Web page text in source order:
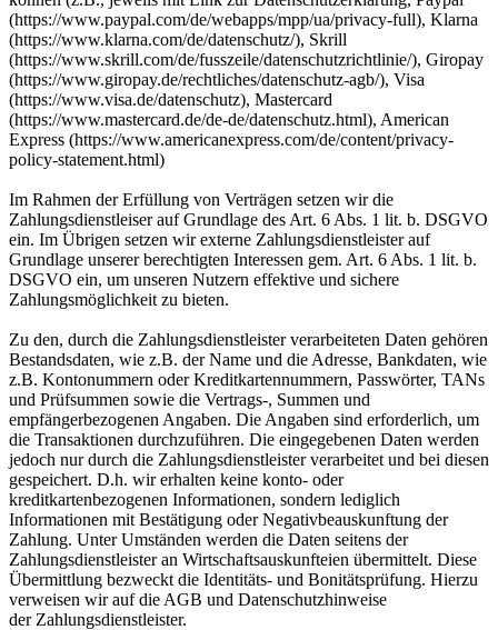
(https://www.paypal.com/de/webapps/mpp/ua/privacy-full), Klarna
(https://www.klarna.com/de/datenschutz/), Skrill
(https://www.skrill.com/de/fusszeile/datenschutzrichtlinie/), Giropay
(https://www.giropay.de/rechtliches/datenschutz-agb/), Visa
(https://www.visa.de/datenschutz), Mastercard
(https://www.mastercard.de/de-de/datenschutz.html), American
Express (https://www.americanexpress.com/de/content/privacy-
policy-statement.html)
Im Rahmen der Erfüllung von Verträgen setzen wir die
Zahlungsdienstleiser auf Grundlage des Art. 6 Abs. 1 lit. b. DSGVO
ein. Im Übrigen setzen wir externe Zahlungsdienstleister auf
Grundlage unserer berechtigten Interessen gem. Art. 6 Abs. 1 lit. b.
DSGVO ein, um unseren Nutzern effektive und sichere
Zahlungsmöglichkeit zu bieten.
Zu den, durch die Zahlungsdienstleister verarbeiteten Daten gehören
Bestandsdaten, wie z.B. der Name und die Adresse, Bankdaten, wie
z.B. Kontonummern oder Kreditkartennummern, Passwörter, TANs
und Prüfsummen sowie die Vertrags-, Summen und
empfängerbezogenen Angaben. Die Angaben sind erforderlich, um
die Transaktionen durchzuführen. Die eingegebenen Daten werden
jedoch nur durch die Zahlungsdienstleister verarbeitet und bei diesen
gespeichert. D.h. wir erhalten keine konto- oder
kreditkartenbezogenen Informationen, sondern lediglich
Informationen mit Bestätigung oder Negativbeauskunftung der
Zahlung. Unter Umständen werden die Daten seitens der
Zahlungsdienstleister an Wirtschaftsauskunfteien übermittelt. Diese
Übermittlung bezweckt die Identitäts- und Bonitätsprüfung. Hierzu
verweisen wir auf die AGB und Datenschutzhinweise
der Zahlungsdienstleister.